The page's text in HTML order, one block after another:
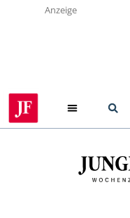
Anzeige